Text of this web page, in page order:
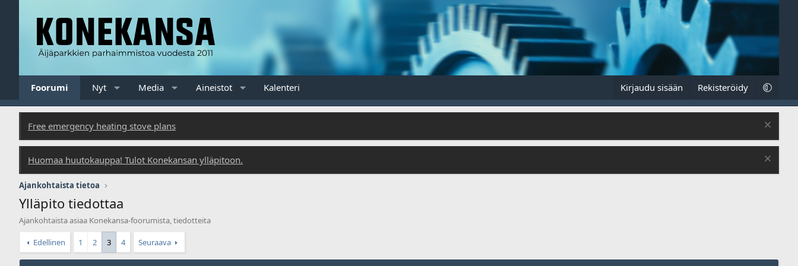
Foorumi Nyt Media Aineistot Kalenteri Kirjaudu sisään Rekisteröidy
Free emergency heating stove plans
Huomaa huutokauppa! Tulot Konekansan ylläpitoon.
Ajankohtaista tietoa
Ylläpito tiedottaa
Ajankohtaista asiaa Konekansa-foorumista, tiedotteita
Edellinen 1 2 3 4 Seuraava